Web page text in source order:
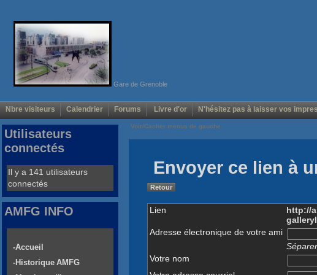
Gare de Grenoble
Nbre visiteurs Calendrier Forums Livre d'or N'hésitez pas à laisser vos
Voir/Cacher menus de gauche
Envoyer ce lien à
Retour
Lien
http://
Adresse électronique de votre ami
Votre nom
Utilisateurs
connectés
Il y a 141 utilisateurs
connectés
AMFG INFO
-Accueil
-Historique AMFG